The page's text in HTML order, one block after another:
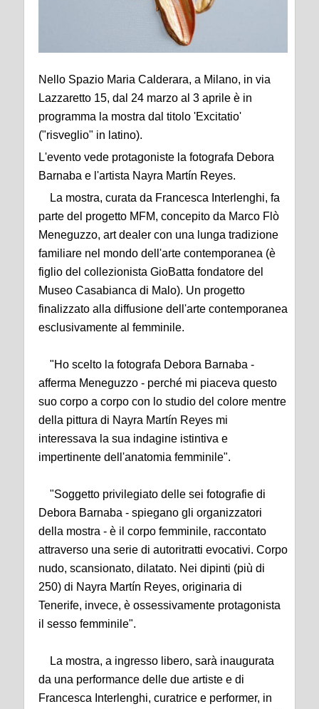
Nello Spazio Maria Calderara, a Milano, in via
Lazzaretto 15, dal 24 marzo al 3 aprile è in
programma la mostra dal titolo 'Excitatio'
("risveglio" in latino).
L'evento vede protagoniste la fotografa Debora
Barnaba e l'artista Nayra Martín Reyes.
La mostra, curata da Francesca Interlenghi, fa
parte del progetto MFM, concepito da Marco Flò
Meneguzzo, art dealer con una lunga tradizione
familiare nel mondo dell'arte contemporanea (è
figlio del collezionista GioBatta fondatore del
Museo Casabianca di Malo). Un progetto
finalizzato alla diffusione dell'arte contemporanea
esclusivamente al femminile.
"Ho scelto la fotografa Debora Barnaba -
afferma Meneguzzo - perché mi piaceva questo
suo corpo a corpo con lo studio del colore mentre
della pittura di Nayra Martín Reyes mi
interessava la sua indagine istintiva e
impertinente dell'anatomia femminile".
"Soggetto privilegiato delle sei fotografie di
Debora Barnaba - spiegano gli organizzatori
della mostra - è il corpo femminile, raccontato
attraverso una serie di autoritratti evocativi. Corpo
nudo, scansionato, dilatato. Nei dipinti (più di
250) di Nayra Martín Reyes, originaria di
Tenerife, invece, è ossessivamente protagonista
il sesso femminile".
La mostra, a ingresso libero, sarà inaugurata
da una performance delle due artiste e di
Francesca Interlenghi, curatrice e performer, in